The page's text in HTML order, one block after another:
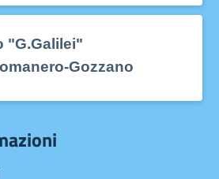
"G.Galilei"
Gozzano